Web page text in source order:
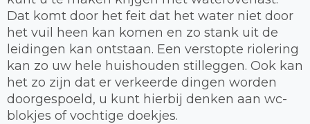
Dat komt door het feit dat het water niet door
het vuil heen kan komen en zo stank uit de
leidingen kan ontstaan. Een verstopte riolering
kan zo uw hele huishouden stilleggen. Ook kan
het zo zijn dat er verkeerde dingen worden
doorgespoeld, u kunt hierbij denken aan wc-
blokjes of vochtige doekjes.